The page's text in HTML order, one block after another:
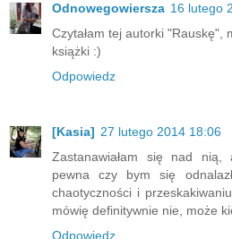
Odnowegowiersza 16 lutego
Czytałam tej autorki "Rauskę",
książki :)
Odpowiedz
[Kasia] 27 lutego 2014 18:06
Zastanawiałam się nad
pewna czy bym się
chaotyczności i
mówię definitywnie nie, może
Odpowiedz